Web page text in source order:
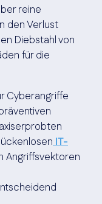
reine
den Verlust
Diebstahl von
für die
Cyberangriffe
IT-
Angriffsvektoren